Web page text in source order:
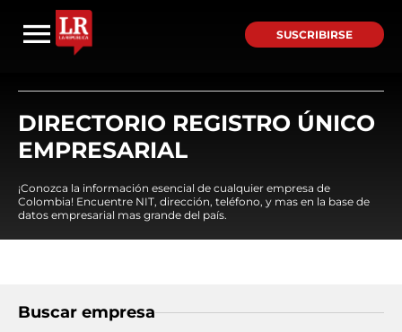
SUSCRIBIRSE
DIRECTORIO REGISTRO ÚNICO
EMPRESARIAL
¡Conozca la información esencial de cualquier empresa de
Colombia! Encuentre NIT, dirección, teléfono, y mas en la base de
datos empresarial mas grande del país.
Buscar empresa